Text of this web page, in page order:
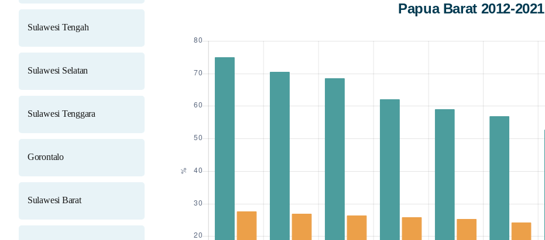
Sulawesi Tengah
Sulawesi Selatan
Sulawesi Tenggara
Gorontalo
Sulawesi Barat
Papua Barat 2012-2021